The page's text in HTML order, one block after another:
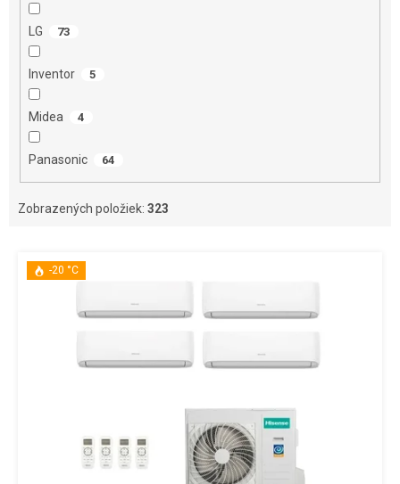
LG 73
Inventor 5
Midea 4
Panasonic 64
Zobrazených položiek: 323
-20 °C